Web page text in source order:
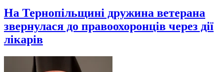
На Тернопільщині дружина ветерана
звернулася до правоохоронців через дії
лікарів